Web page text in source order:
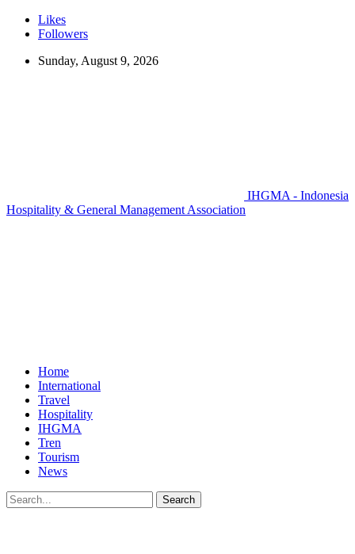
Likes
Followers
Sunday, August 9, 2026
IHGMA - Indonesia
Hospitality & General Management Association
Home
International
Travel
Hospitality
IHGMA
Tren
Tourism
News